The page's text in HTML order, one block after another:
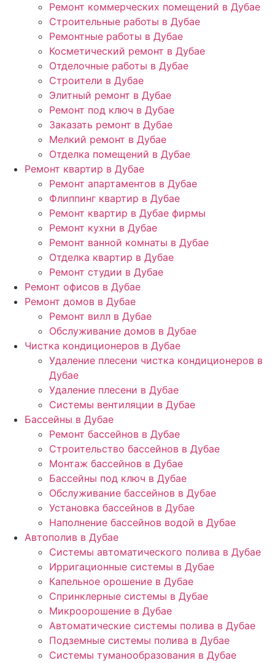
Ремонт коммерческих помещений в Дубае
Строительные работы в Дубае
Ремонтные работы в Дубае
Косметический ремонт в Дубае
Отделочные работы в Дубае
Строители в Дубае
Элитный ремонт в Дубае
Ремонт под ключ в Дубае
Заказать ремонт в Дубае
Мелкий ремонт в Дубае
Отделка помещений в Дубае
Ремонт квартир в Дубае
Ремонт апартаментов в Дубае
Флиппинг квартир в Дубае
Ремонт квартир в Дубае фирмы
Ремонт кухни в Дубае
Ремонт ванной комнаты в Дубае
Отделка квартир в Дубае
Ремонт студии в Дубае
Ремонт офисов в Дубае
Ремонт домов в Дубае
Ремонт вилл в Дубае
Обслуживание домов в Дубае
Чистка кондиционеров в Дубае
Удаление плесени чистка кондиционеров в
Дубае
Удаление плесени в Дубае
Системы вентиляции в Дубае
Бассейны в Дубае
Ремонт бассейнов в Дубае
Строительство бассейнов в Дубае
Монтаж бассейнов в Дубае
Бассейны под ключ в Дубае
Обслуживание бассейнов в Дубае
Установка бассейнов в Дубае
Наполнение бассейнов водой в Дубае
Автополив в Дубае
Системы автоматического полива в Дубае
Ирригационные системы в Дубае
Капельное орошение в Дубае
Спринклерные системы в Дубае
Микроорошение в Дубае
Автоматические системы полива в Дубае
Подземные системы полива в Дубае
Системы туманообразования в Дубае